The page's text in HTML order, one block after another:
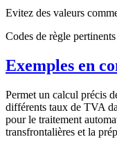
Evitez des valeurs
Codes de règle
Exemples en
Permet un calcul précis
différents taux de TVA
pour le traitement
transfrontalières et la